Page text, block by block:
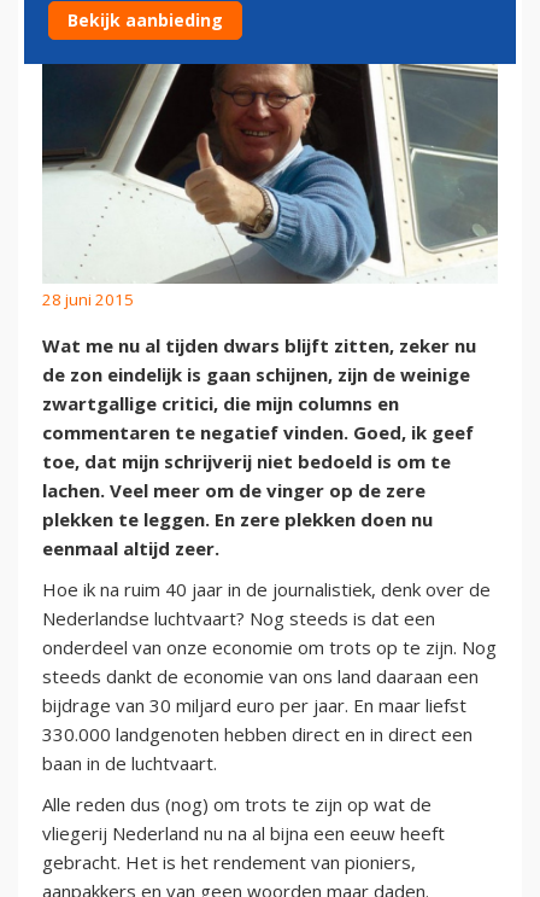
28 juni 2015
Wat me nu al tijden dwars blijft zitten, zeker nu
de zon eindelijk is gaan schijnen, zijn de weinige
zwartgallige critici, die mijn columns en
commentaren te negatief vinden. Goed, ik geef
toe, dat mijn schrijverij niet bedoeld is om te
lachen. Veel meer om de vinger op de zere
plekken te leggen. En zere plekken doen nu
eenmaal altijd zeer.
Hoe ik na ruim 40 jaar in de journalistiek, denk over de
Nederlandse luchtvaart? Nog steeds is dat een
onderdeel van onze economie om trots op te zijn. Nog
steeds dankt de economie van ons land daaraan een
bijdrage van 30 miljard euro per jaar. En maar liefst
330.000 landgenoten hebben direct en in direct een
baan in de luchtvaart.
Alle reden dus (nog) om trots te zijn op wat de
vliegerij Nederland nu na al bijna een eeuw heeft
gebracht. Het is het rendement van pioniers,
aanpakkers en van geen woorden maar daden.
Bekijk aanbieding